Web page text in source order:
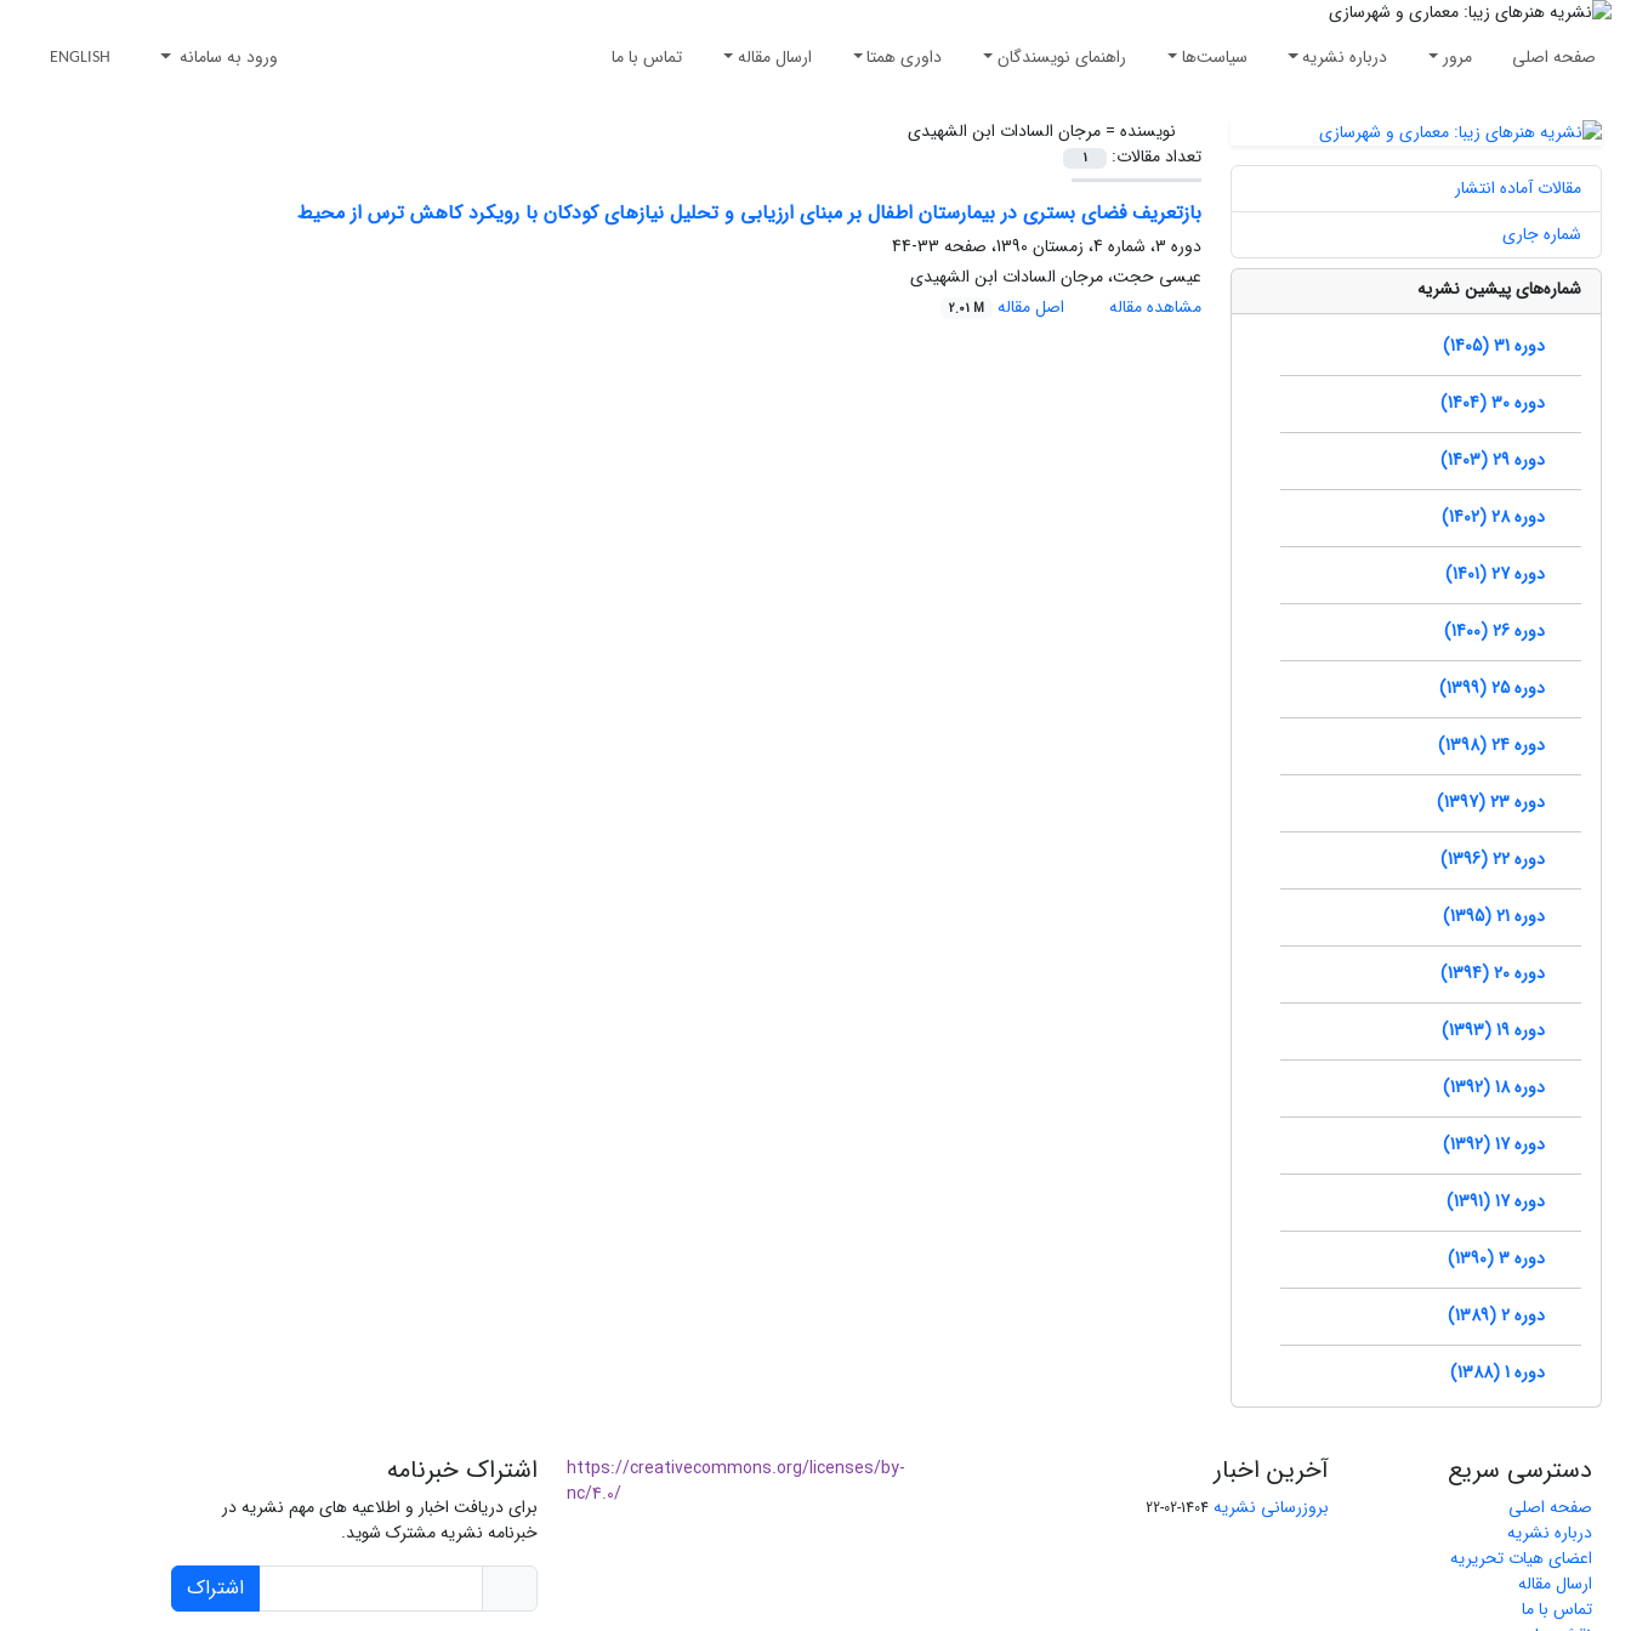
صفحه اصلی مرور درباره نشریه سیاست‌ها راهنمای نویسندگان داوری همتا ارسال مقاله تماس با ما ورود به سامانه ENGLISH
نویسنده =مرجان السادات ابن الشهیدی
تعداد مقالات:
1
بازتعریف فضای بستری در بیمارستان اطفال بر مبنای ارزیابی و تحلیل نیازهای کودکان با رویکرد کاهش ترس از محیط
دوره 3، شماره 4، زمستان 1390، صفحه
33-44
عیسی حجت، مرجان السادات ابن الشهیدی
مشاهده مقاله
اصل مقاله 2.01 M
مقالات آماده انتشار
شماره جاری
شماره‌های پیشین نشریه
دوره 31 (1405)
دوره 30 (1404)
دوره 29 (1403)
دوره 28 (1402)
دوره 27 (1401)
دوره 26 (1400)
دوره 25 (1399)
دوره 24 (1398)
دوره 23 (1397)
دوره 22 (1396)
دوره 21 (1395)
دوره 20 (1394)
دوره 19 (1393)
دوره 18 (1392)
دوره 17 (1392)
دوره 17 (1391)
دوره 3 (1390)
دوره 2 (1389)
دوره 1 (1388)
دسترسی سریع
صفحه اصلی
درباره نشریه
اعضای هیات تحریریه
ارسال مقاله
تماس با ما
آخرین اخبار
بروزرسانی نشریه 1404-02-22
https://creativecommons.org/licenses/by-
nc/4.0/
اشتراک خبرنامه
برای دریافت اخبار و اطلاعیه های مهم نشریه در
خبرنامه نشریه مشترک شوید.
اشتراک